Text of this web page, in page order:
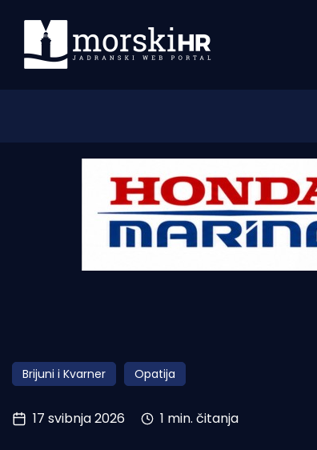
Morski plus
Pomorstvo
Ribolov
Brijuni i Kvarner Opatija
17 svibnja 2026 1 min. čitanja